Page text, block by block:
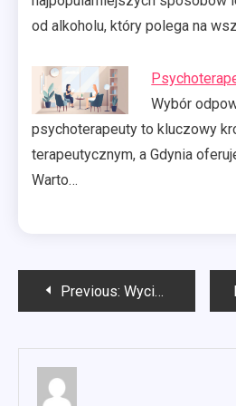
od alkoholu, który polega na
Wybór
psychoterapeuty to kluczowy
terapeutycznym, a Gdynia
Warto…
Nawigacja
Previous: Wyciągarka elektryczna 12v przenośna